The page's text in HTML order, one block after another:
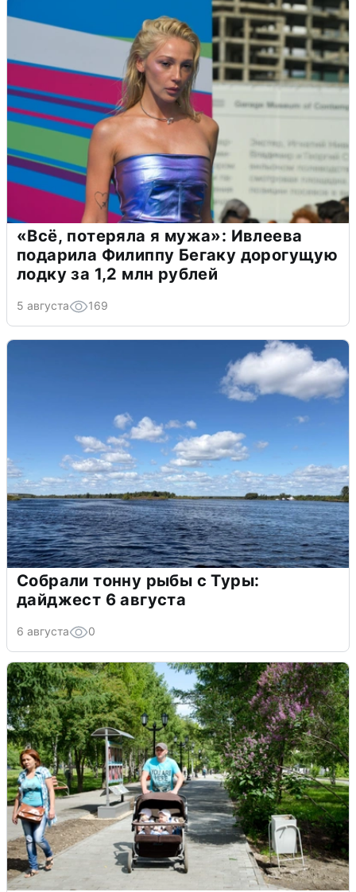
«Всё, потеряла я мужа»: Ивлеева
подарила Филиппу Бегаку дорогущую
лодку за 1,2 млн рублей
5 августа 169
Собрали тонну рыбы с Туры:
дайджест 6 августа
6 августа 0